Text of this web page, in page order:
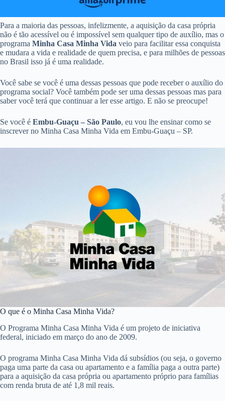
Para a maioria das pessoas, infelizmente, a aquisição da casa própria
não é tão acessível ou é impossível sem qualquer tipo de auxílio, mas o
programa Minha Casa Minha Vida veio para facilitar essa conquista
e mudara a vida e realidade de quem precisa, e para milhões de pessoas
no Brasil isso já é uma realidade.
Você sabe se você é uma dessas pessoas que pode receber o auxílio do
programa social? Você também pode ser uma dessas pessoas mas para
saber você terá que continuar a ler esse artigo. E não se preocupe!
Se você é Embu-Guaçu – São Paulo, eu vou lhe ensinar como se
inscrever no Minha Casa Minha Vida em Embu-Guaçu – SP.
O que é o Minha Casa Minha Vida?
O Programa Minha Casa Minha Vida é um projeto de iniciativa
federal, iniciado em março do ano de 2009.
O programa Minha Casa Minha Vida dá subsídios (ou seja, o governo
paga uma parte da casa ou apartamento e a família paga a outra parte)
para a aquisição da casa própria ou apartamento próprio para famílias
com renda bruta de até 1,8 mil reais.